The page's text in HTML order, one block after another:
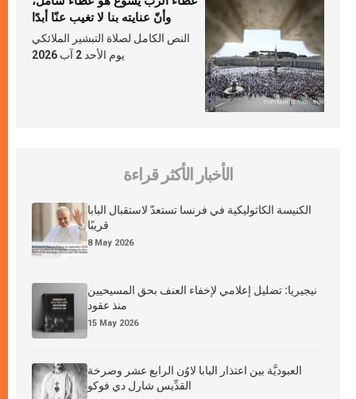
وأنّ عنايته بنا لا تغيب عنّا أبدًا
النص الكامل لصلاة التبشير الملائكي
يوم الأحد 2 آب 2026
الأخبار الأكثر قراءة
الكنيسة الكاثوليكية في فرنسا تستعدّ لاستقبال البابا
قريبًا
8 May 2026
نيجيريا: تضليل إعلامي لإخفاء العنف بحق المسيحيين
منذ عقود
15 May 2026
العبوديَّة بين اعتذار البابا لاوُن الرابع عشر وصرخة
القدِّيس شارل دي فوكو